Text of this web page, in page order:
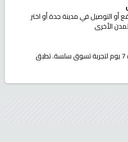
أو التوصيل في مدينة جدة أو اختر
الأخرى
سياسة إرجاع لمدة 7 يوم لتجربة تسوق سلسة. تطبق